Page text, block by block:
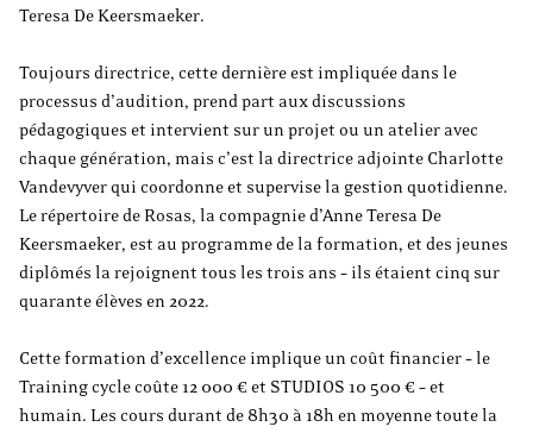
Teresa De Keersmaeker.
Toujours directrice, cette dernière est impliquée dans le
processus d’audition, prend part aux discussions
pédagogiques et intervient sur un projet ou un atelier avec
chaque génération, mais c’est la directrice adjointe Charlotte
Vandevyver qui coordonne et supervise la gestion quotidienne.
Le répertoire de Rosas, la compagnie d’Anne Teresa De
Keersmaeker, est au programme de la formation, et des jeunes
diplômés la rejoignent tous les trois ans – ils étaient cinq sur
quarante élèves en 2022.
Cette formation d’excellence implique un coût financier – le
Training cycle coûte 12 000 € et STUDIOS 10 500 € – et
humain. Les cours durant de 8h30 à 18h en moyenne toute la